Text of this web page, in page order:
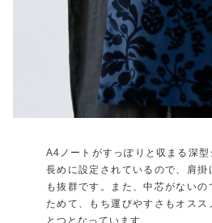
A4ノートがすっぽりと収まる深型
長めに設定されているので、肩掛
も抜群です。また、中芯がない
ためて、もち運びやすさもオスス
とつとなっています。